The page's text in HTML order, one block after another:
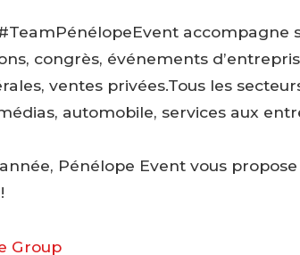
accompagne
congrès, événements
ventes privées.Tous les
automobile, services aux
Pénélope Event vous
Group